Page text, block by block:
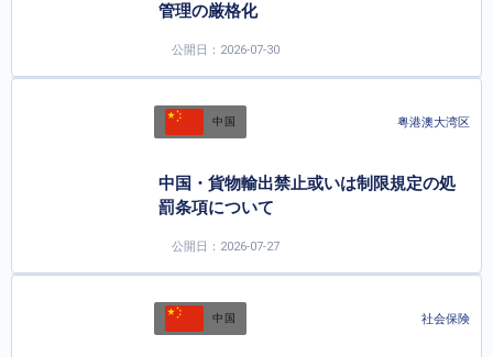
管理の厳格化
公開日：2026-07-30
中国 粤港澳大湾区
中国・貨物輸出禁止或いは制限規定の処
罰条項について
公開日：2026-07-27
中国 社会保険